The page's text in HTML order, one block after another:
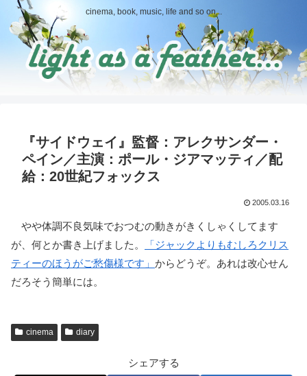
cinema, book, music, life and so on...
『サイドウェイ』監督：アレクサンダー・
ペイン／主演：ポール・ジアマッティ／配
給：20世紀フォックス
2005.03.16
やや体調不良気味でおつむの動きがきくしゃくしてます
が、何とか書き上げました。
「ジャックよりもむしろクリス
ティーのほうがご愁傷様です」 からどうぞ。あれは改心せん
だろそう簡単には。
cinema diary
シェアする